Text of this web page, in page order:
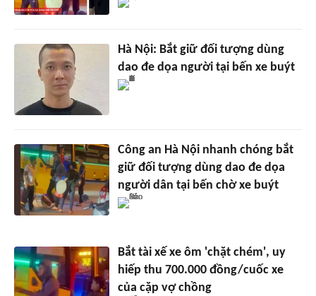
Hà Nội: Bắt giữ đối tượng dùng
dao đe dọa người tại bến xe buýt
Công an Hà Nội nhanh chóng bắt
giữ đối tượng dùng dao đe dọa
người dân tại bến chờ xe buýt
Bắt tài xế xe ôm 'chặt chém', uy
hiếp thu 700.000 đồng/cuốc xe
của cặp vợ chồng